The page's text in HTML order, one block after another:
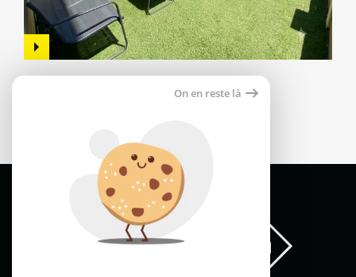
On en reste là